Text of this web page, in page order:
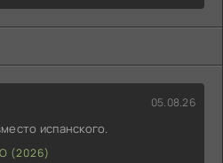
05.08.26
испанского.
(2026)